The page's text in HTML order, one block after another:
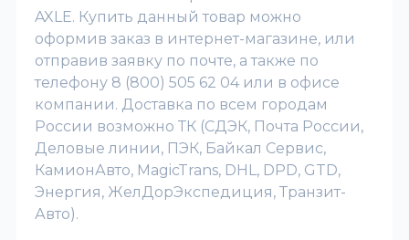
AXLE. Купить данный товар можно
оформив заказ в интернет-магазине, или
отправив заявку по почте, а также по
телефону 8 (800) 505 62 04 или в офисе
компании. Доставка по всем городам
России возможно ТК (СДЭК, Почта России,
Деловые линии, ПЭК, Байкал Сервис,
КамионАвто, MagicTrans, DHL, DPD, GTD,
Энергия, ЖелДорЭкспедиция, Транзит-
Авто).